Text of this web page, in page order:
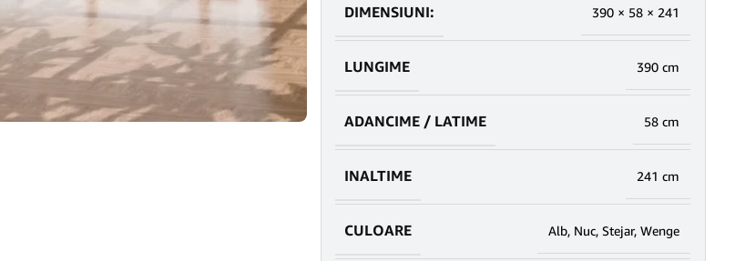
DIMENSIUNI: 390 × 58 × 241
LUNGIME 390 cm
ADANCIME / LATIME 58 cm
INALTIME 241 cm
CULOARE Alb, Nuc, Stejar, Wenge